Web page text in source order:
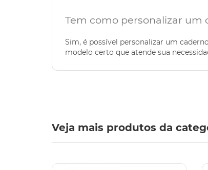
Tem como personalizar um
Sim, é possível personalizar um
modelo certo que atende sua
Veja mais produtos da